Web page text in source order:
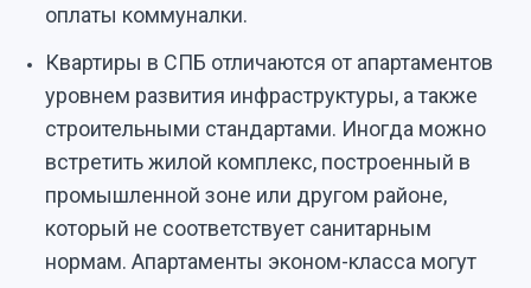
оплаты коммуналки.
Квартиры в СПБ отличаются от апартаментов
уровнем развития инфраструктуры, а также
строительными стандартами. Иногда можно
встретить жилой комплекс, построенный в
промышленной зоне или другом районе,
который не соответствует санитарным
нормам. Апартаменты эконом-класса могут